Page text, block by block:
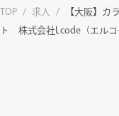
TOP / 求人 /
【大阪】カ
ト 株式会社Lcode（エルコ